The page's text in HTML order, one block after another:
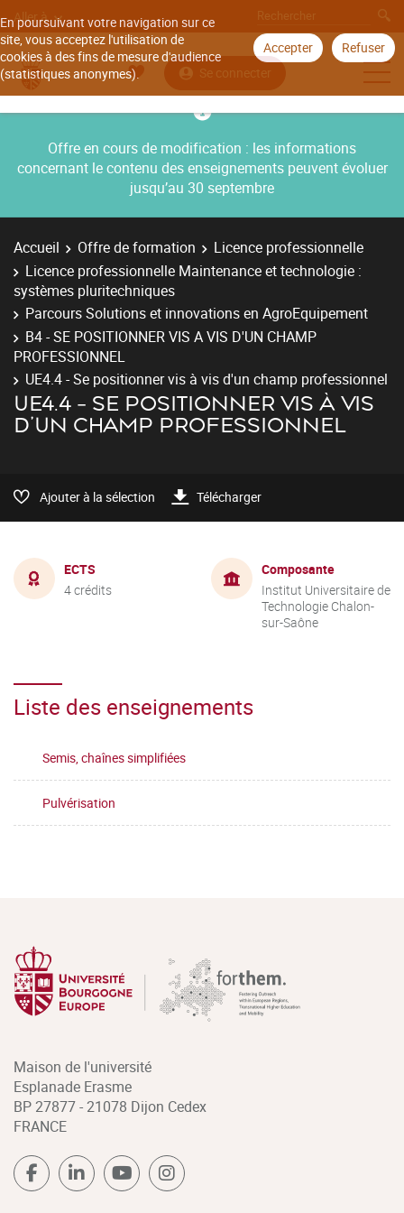
En poursuivant votre navigation sur ce
site, vous acceptez l'utilisation de
cookies à des fins de mesure d'audience
(statistiques anonymes).
Accepter Refuser
Aller à
Se connecter
Offre en cours de modification : les informations
concernant le contenu des enseignements peuvent évoluer
jusqu’au 30 septembre
Accueil Offre de formation
Licence professionnelle
Licence professionnelle Maintenance et technologie :
systèmes pluritechniques
Parcours Solutions et innovations en AgroEquipement
B4 - SE POSITIONNER VIS A VIS D'UN CHAMP
PROFESSIONNEL
UE4.4 - Se positionner vis à vis d'un champ professionnel
UE4.4 - SE POSITIONNER VIS À VIS
D'UN CHAMP PROFESSIONNEL
Ajouter à la sélection Télécharger
ECTS
4 crédits
Composante
Institut Universitaire de
Technologie Chalon-
sur-Saône
Liste des enseignements
Semis, chaînes simplifiées
Pulvérisation
Maison de l'université
Esplanade Erasme
BP 27877 - 21078 Dijon Cedex
FRANCE